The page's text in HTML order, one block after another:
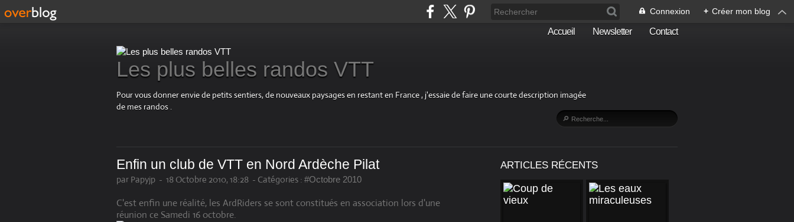
Connexion + Créer mon blog
Accueil Newsletter Contact
Les plus belles randos VTT
Pour vous donner envie de petits sentiers, de nouveaux paysages en restant en France , j'essaie de faire une courte description imagée
de mes randos .
Enfin un club de VTT en Nord Ardèche Pilat
par Papyjp - 18 Octobre 2010, 18:28 - Catégories : #Octobre 2010
C'est enfin une réalité, les ArdRiders se sont constitués en association lors d'une
réunion ce Samedi 16 octobre.
ARTICLES RÉCENTS